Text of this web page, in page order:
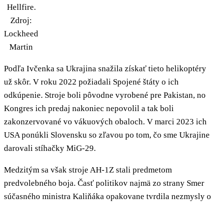
Hellfire.
Zdroj:
Lockheed
Martin
Podľa Ivčenka sa Ukrajina snažila získať tieto helikoptéry
už skôr. V roku 2022 požiadali Spojené štáty o ich
odkúpenie. Stroje boli pôvodne vyrobené pre Pakistan, no
Kongres ich predaj nakoniec nepovolil a tak boli
zakonzervované vo vákuových obaloch. V marci 2023 ich
USA ponúkli Slovensku so zľavou po tom, čo sme Ukrajine
darovali stíhačky MiG-29.
Medzitým sa však stroje AH-1Z stali predmetom
predvolebného boja. Časť politikov najmä zo strany Smer
súčasného ministra Kaliňáka opakovane tvrdila nezmysly o